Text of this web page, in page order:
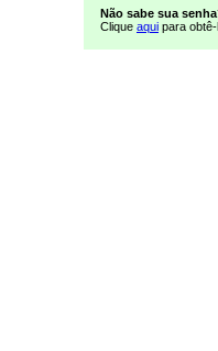
Não sabe sua
Clique aqui para